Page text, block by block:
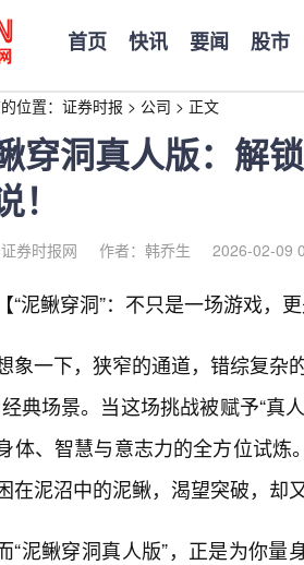
首页 快讯 要闻 股市
位置： 证券时报 > 公司 > 正文
穿洞真人版：解
！
券时报网 作者：韩乔生 2026-02-09
【“泥鳅穿洞”：不只是一场游戏，
象一下，狭窄的通道，错综复杂
典场景。当这场挑战被赋予“真
体、智慧与意志力的全方位试
在泥沼中的泥鳅，渴望突破，却
“泥鳅穿洞真人版”，正是为你